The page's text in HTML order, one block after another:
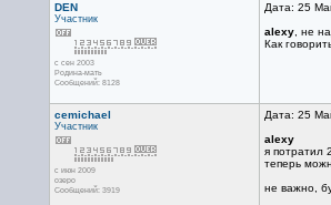
DEN
Участник
с сен 2003
Родина-мать
Сообщений: 8128
Дата: 25
alexy, не
Как
cemichael
Участник
с июн 2009
озеро
Сообщений: 3919
Дата: 25
alexy
я потратил
теперь
не важно,